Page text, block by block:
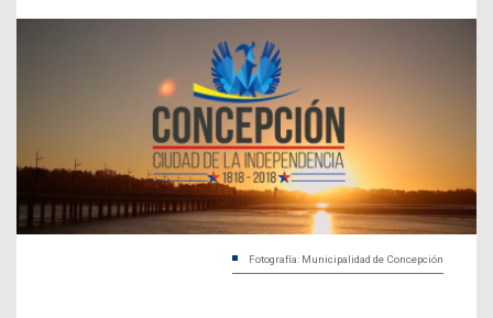
Fotografía: Municipalidad de Concepción